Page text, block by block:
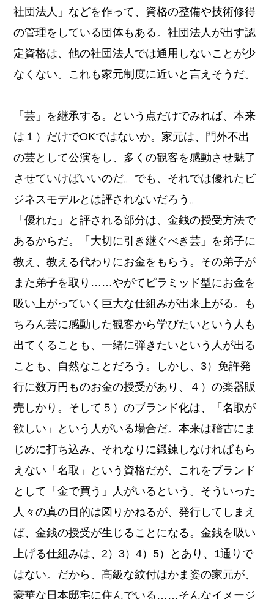
社団法人」などを作って、資格の整備や技術修得
の管理をしている団体もある。社団法人が出す認
定資格は、他の社団法人では通用しないことが少
なくない。これも家元制度に近いと言えそうだ。
「芸」を継承する。という点だけでみれば、本来
は１）だけでOKではないか。家元は、門外不出
の芸として公演をし、多くの観客を感動させ魅了
させていけばいいのだ。でも、それでは優れたビ
ジネスモデルとは評されないだろう。
「優れた」と評される部分は、金銭の授受方法で
あるからだ。「大切に引き継ぐべき芸」を弟子に
教え、教える代わりにお金をもらう。その弟子が
また弟子を取り……やがてピラミッド型にお金を
吸い上がっていく巨大な仕組みが出来上がる。も
ちろん芸に感動した観客から学びたいという人も
出てくることも、一緒に弾きたいという人が出る
ことも、自然なことだろう。しかし、3）免許発
行に数万円ものお金の授受があり、４）の楽器販
売しかり。そして５）のブランド化は、「名取が
欲しい」という人がいる場合だ。本来は稽古にま
じめに打ち込み、それなりに鍛錬しなければもら
えない「名取」という資格だが、これをブランド
として「金で買う」人がいるという。そういった
人々の真の目的は図りかねるが、発行してしまえ
ば、金銭の授受が生じることになる。金銭を吸い
上げる仕組みは、2）3）4）5）とあり、1通りで
はない。だから、高級な紋付はかま姿の家元が、
豪華な日本邸宅に住んでいる……そんなイメージ